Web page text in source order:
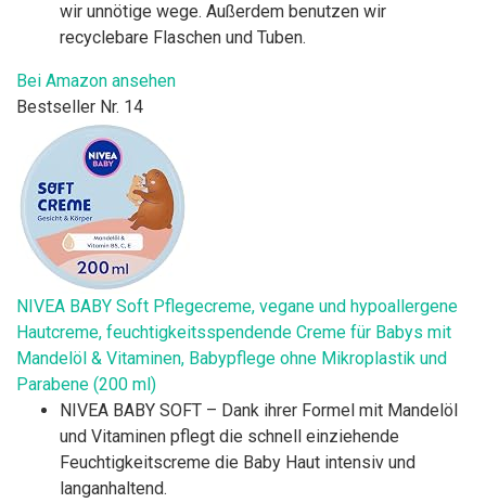
wir unnötige wege. Außerdem benutzen wir
recyclebare Flaschen und Tuben.
Bei Amazon ansehen
Bestseller Nr. 14
NIVEA BABY Soft Pflegecreme, vegane und hypoallergene
Hautcreme, feuchtigkeitsspendende Creme für Babys mit
Mandelöl & Vitaminen, Babypflege ohne Mikroplastik und
Parabene (200 ml)
NIVEA BABY SOFT – Dank ihrer Formel mit Mandelöl
und Vitaminen pflegt die schnell einziehende
Feuchtigkeitscreme die Baby Haut intensiv und
langanhaltend.